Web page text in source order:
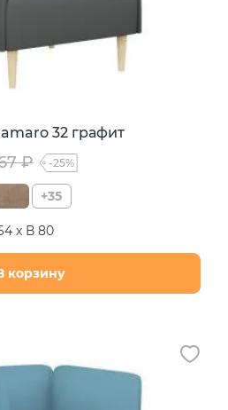
32 графит
₽ -25%
+35
х В 80
корзину